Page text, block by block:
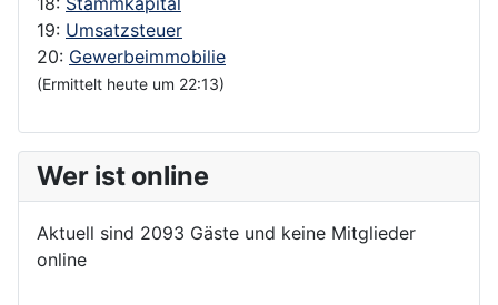
19: Umsatzsteuer
20: Gewerbeimmobilie
(Ermittelt heute um 22:13)
Wer ist online
Aktuell sind 2093 Gäste und keine Mitglieder
online